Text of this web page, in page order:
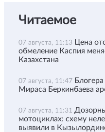
Читаемое
07 августа, 11:13 Цена
обмеление Каспия
Казахстана
07 августа, 11:47
Мираса Беркинбаева
07 августа, 11:31
мотоциклах: схему
выявили в